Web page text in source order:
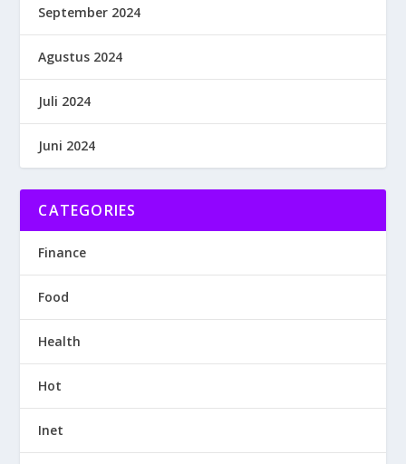
September 2024
Agustus 2024
Juli 2024
Juni 2024
CATEGORIES
Finance
Food
Health
Hot
Inet